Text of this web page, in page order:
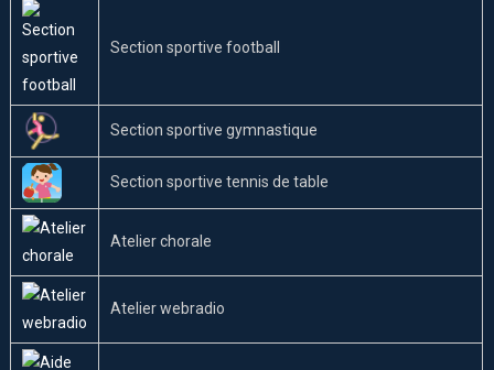
Section sportive football
Section sportive gymnastique
Section sportive tennis de table
Atelier chorale
Atelier webradio